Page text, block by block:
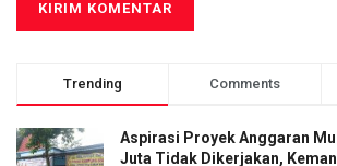
Trending Comments
Aspirasi Proyek Anggaran
Juta Tidak Dikerjakan,